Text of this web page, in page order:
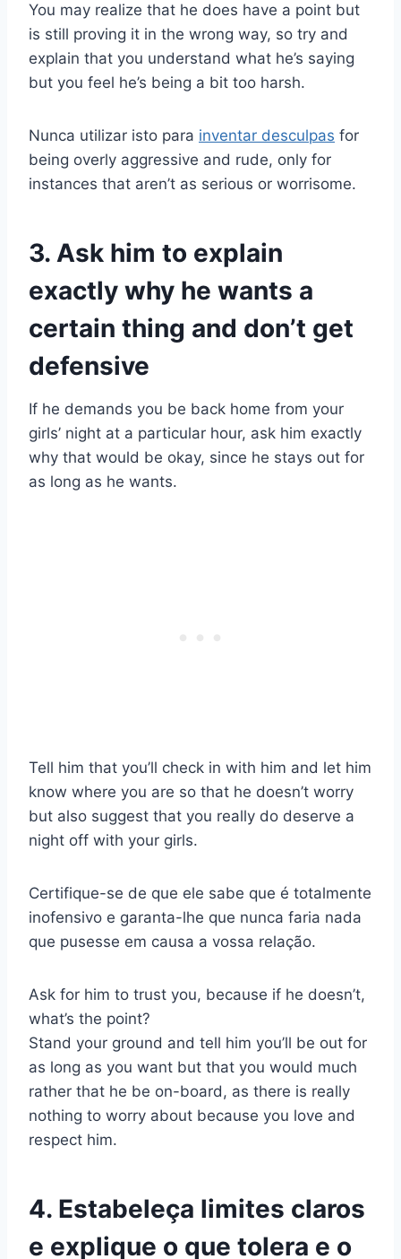
You may realize that he does have a point but
is still proving it in the wrong way, so try and
explain that you understand what he’s saying
but you feel he’s being a bit too harsh.
Nunca utilizar isto para inventar desculpas for
being overly aggressive and rude, only for
instances that aren’t as serious or worrisome.
3. Ask him to explain
exactly why he wants a
certain thing and don’t get
defensive
If he demands you be back home from your
girls’ night at a particular hour, ask him exactly
why that would be okay, since he stays out for
as long as he wants.
Tell him that you’ll check in with him and let him
know where you are so that he doesn’t worry
but also suggest that you really do deserve a
night off with your girls.
Certifique-se de que ele sabe que é totalmente
inofensivo e garanta-lhe que nunca faria nada
que pusesse em causa a vossa relação.
Ask for him to trust you, because if he doesn’t,
what’s the point?
Stand your ground and tell him you’ll be out for
as long as you want but that you would much
rather that he be on-board, as there is really
nothing to worry about because you love and
respect him.
4. Estabeleça limites claros
e explique o que tolera e o